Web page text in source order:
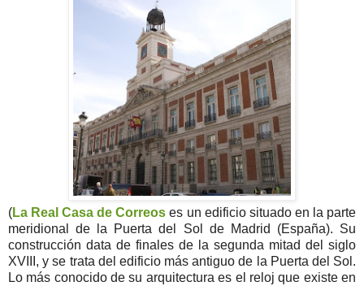
(La Real Casa de Correos es un edificio situado en la parte
meridional de la Puerta del Sol de Madrid (España). Su
construcción data de finales de la segunda mitad del siglo
XVIII, y se trata del edificio más antiguo de la Puerta del Sol.
Lo más conocido de su arquitectura es el reloj que existe en